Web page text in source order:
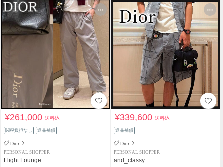
¥261,000送料込
関税負担なし 返品補償
Dior
PERSONAL SHOPPER
Flight Lounge
¥339,600送料込
返品補償
Dior
PERSONAL SHOPPER
and_classy